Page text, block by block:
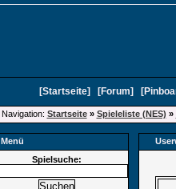
[Startseite] [Forum] [
Navigation: Startseite» Spieleliste (NES) »
Menü
Spielsuche: